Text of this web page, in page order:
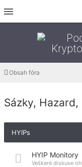
Obsah fóra
Sázky, Hazard,
HYIPs
HYIP Monitory
Veškeré diskuse